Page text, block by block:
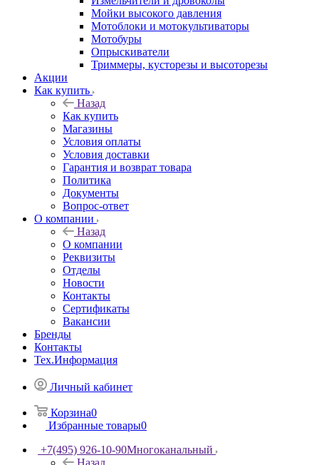
Мойки высокого давления
Мотоблоки и мотокультиваторы
Мотобуры
Опрыскиватели
Триммеры, кусторезы и высоторезы
Акции
Как купить
Назад
Как купить
Магазины
Условия оплаты
Условия доставки
Гарантия и возврат товара
Политика
Документы
Вопрос-ответ
О компании
Назад
О компании
Реквизиты
Отделы
Новости
Контакты
Сертификаты
Вакансии
Бренды
Контакты
Тех.Информация
Личный кабинет
Корзина0
Избранные товары0
+7(495) 926-10-90Многоканальный
Назад